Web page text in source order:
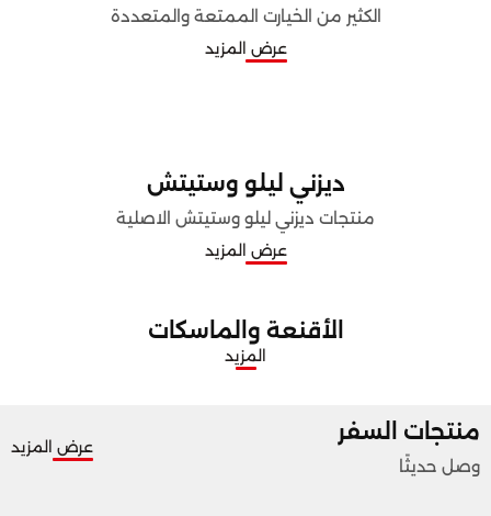
الكثير من الخيارت الممتعة والمتعددة
عرض المزيد
ديزني ليلو وستيتش
منتجات ديزني ليلو وستيتش الاصلية
عرض المزيد
الأقنعة والماسكات
المزيد
منتجات السفر
وصل حديثًا
عرض المزيد